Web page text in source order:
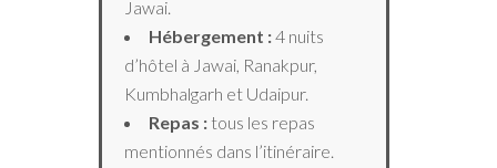
Jawai.
Hébergement :4 nuits
d’hôtel à Jawai, Ranakpur,
Kumbhalgarh et Udaipur.
Repas : tous les repas
mentionnés dans l’itinéraire.